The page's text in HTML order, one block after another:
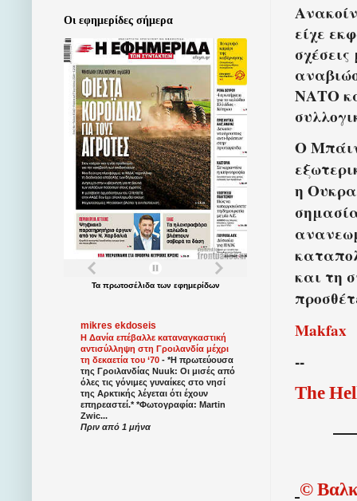
είχε
ΝΑΤΟ
Ο
η
και τη
Makfax
--
The
©
Οι εφημερίδες σήμερα
Τα πρωτοσέλιδατων εφημερίδων
mikres ekdoseis
Η Δανία επέβαλλε καταναγκαστική
αντισύλληψη στη Γροιλανδία μέχρι
τη δεκαετία του ‘70 - *Η πρωτεύουσα
της Γροιλανδίας Nuuk: Οι μισές από
όλες τις γόνιμες γυναίκες στο νησί
της Αρκτικής λέγεται ότι έχουν
επηρεαστεί.* *Φωτογραφία: Martin
Zwic...
Πριν από 1 μήνα